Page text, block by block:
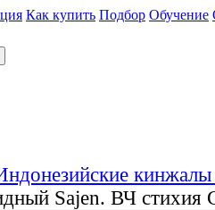
Как купить Подбор Обучение
Sajen. ВЧ стихия